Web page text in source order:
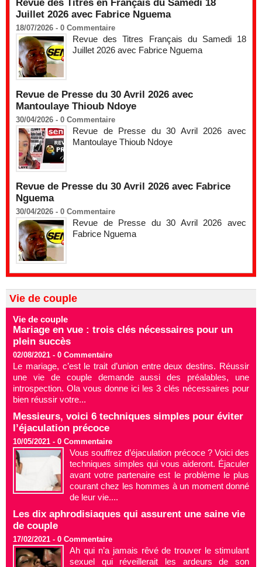
Revue des Titres en Français du Samedi 18
Juillet 2026 avec Fabrice Nguema
18/07/2026 - 0 Commentaire
Revue des Titres Français du Samedi 18
Juillet 2026 avec Fabrice Nguema
Revue de Presse du 30 Avril 2026 avec
Mantoulaye Thioub Ndoye
30/04/2026 - 0 Commentaire
Revue de Presse du 30 Avril 2026 avec
Mantoulaye Thioub Ndoye
Revue de Presse du 30 Avril 2026 avec Fabrice
Nguema
30/04/2026 - 0 Commentaire
Revue de Presse du 30 Avril 2026 avec
Fabrice Nguema
Vie de couple
Vie de couple
Mariage en vue : trois clés nécessaires pour un
plein succès
02/08/2021 - 0 Commentaire
Le mariage, c’est le trait d’union entre deux destins. Réussir
une vie de couple demande aussi des préalables, une
introspection. Ola vous donne ici les 3 clés nécessaires pour
bien réussir votre...
Messieurs, voici 6 techniques simples pour éviter
l’éjaculation précoce
10/05/2021 - 0 Commentaire
Vous souffrez d’éjaculation précoce ? Voici des
techniques simples qui vous aideront. Éjaculer
avant votre partenaire est le problème le plus
courant chez les hommes à un moment donné
de leur vie....
Les dix aphrodisiaques qui assurent une saine vie
de couple
17/02/2021 - 0 Commentaire
Ah qui n’a jamais rêvé de trouver le stimulant
sexuel qui réveillerait les ardeurs de son